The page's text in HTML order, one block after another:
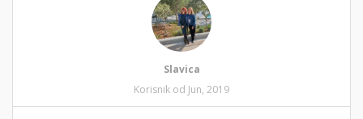
Slavica
Korisnik od Jun, 2019